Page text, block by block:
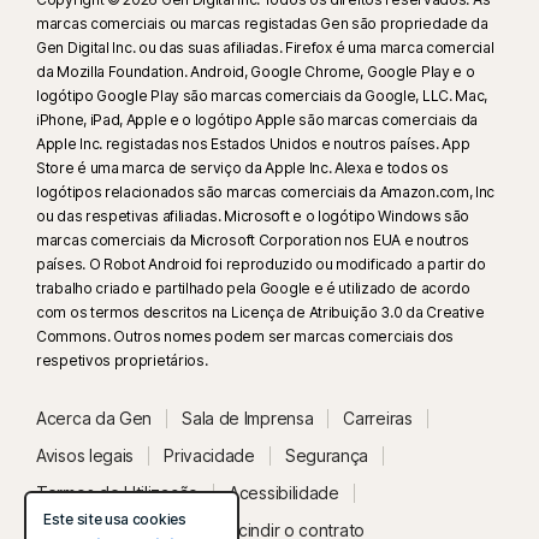
MacOS 10.13 ou posterior.
Funcionalidades não suportadas: Norton Cloud
Backup, Norton Parental Control, Norton SafeCam.
Sistemas Operativos Android™
Android 10.0 ou posterior. É necessário ter a aplicação
Google Play instalada. O modo multiutilizador não é
suportado.
ColorOS 7.1 ou posterior. É necessário ter a aplicação
Google Play instalada.
Sistemas Operativos iOS
iPhones ou iPads com a versão atual ou as duas
versões anteriores do Apple® iOS.
do macOS da Apple®.
Sistemas Operativos Android™
Android 10.0 ou posterior. É necessário ter a aplicação
Google Play instalada.
Google TV com sistema operativo Android TV 10.0 ou
posterior.
Sistemas Operativos iOS
iPhones ou iPads com a versão atual ou as duas
versões anteriores do Apple® iOS.
Apple TV com a versão atual e a versão anterior do
tvOS da Apple®.
Sistemas operacionais Fire OS
mais recente.
Extensão de navegador
Google Chrome
Microsoft Edge para Windows
renovação são cobrados anualmente (até 35 dias antes da
renovação) ou mensalmente, consoante o seu ciclo de faturação. Os
subscritores anuais recebem antecipadamente um e-mail com o
preço de renovação.Os preços de renovaçãopodem ser
superiores ao preço inicial e estão sujeitos a alterações. Pode
cancelar a renovaçãocomo descrito aquina sua contaou
contactando-nos aqui.
Cancelamento e reembolso: pode cancelar o seu contrato e
solicitar um reembolso total dentro de 14 dias após a compra para
subscrições mensais e dentro de 60 dias para subscrições anuais.
Para obter detalhes, visite a nossa
Política de Cancelamento e Reembolso.
Para cancelar o seu contrato ou solicitar um reembolso, clique
.
Aplicam-se restrições. Tem de ter uma subscrição de Segurança do
Dispositivo com antivírus e renovação automática ativada para obter o
serviço de remoção de vírus. Consulte
marcas comerciais ou marcas registadas Gen são propriedade da
Gen Digital Inc. ou das suas afiliadas. Firefox é uma marca comercial
da Mozilla Foundation. Android, Google Chrome, Google Play e o
logótipo Google Play são marcas comerciais da Google, LLC. Mac,
iPhone, iPad, Apple e o logótipo Apple são marcas comerciais da
Apple Inc. registadas nos Estados Unidos e noutros países. App
Store é uma marca de serviço da Apple Inc. Alexa e todos os
logótipos relacionados são marcas comerciais da Amazon.com, Inc
ou das respetivas afiliadas. Microsoft e o logótipo Windows são
marcas comerciais da Microsoft Corporation nos EUA e noutros
países. O Robot Android foi reproduzido ou modificado a partir do
trabalho criado e partilhado pela Google e é utilizado de acordo
com os termos descritos na Licença de Atribuição 3.0 da Creative
Commons. Outros nomes podem ser marcas comerciais dos
respetivos proprietários.
Acerca da Gen Sala de Imprensa
Carreiras
Avisos legais
Privacidade
Segurança
Termos de Utilização
Acessibilidade
Estado do Sistema
Rescindir o contrato
Este site usa cookies